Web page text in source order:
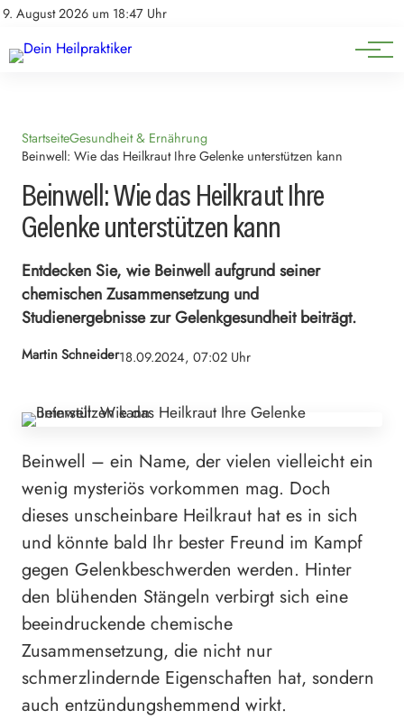
9. August 2026 um 18:47 Uhr
Impressum
Natürliche Medizin
Heilpflanzen & Kräuterkunde
StartseiteGesundheit & Ernährung
Beinwell: Wie das Heilkraut Ihre Gelenke unterstützen kann
Beinwell: Wie das Heilkraut Ihre
Gelenke unterstützen kann
Entdecken Sie, wie Beinwell aufgrund seiner
chemischen Zusammensetzung und
Studienergebnisse zur Gelenkgesundheit beiträgt.
Martin Schneider18.09.2024, 07:02 Uhr
Beinwell – ein Name, der vielen vielleicht ein
wenig mysteriös vorkommen mag. Doch
dieses unscheinbare Heilkraut hat es in sich
und könnte bald Ihr bester Freund im Kampf
gegen Gelenkbeschwerden werden. Hinter
den blühenden Stängeln verbirgt sich eine
beeindruckende chemische
Zusammensetzung, die nicht nur
schmerzlindernde Eigenschaften hat, sondern
auch entzündungshemmend wirkt.